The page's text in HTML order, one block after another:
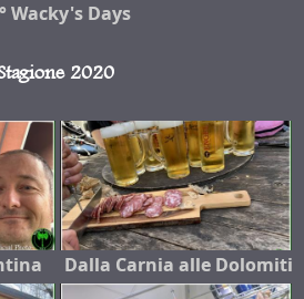
Wacky's Days
2020
Dalla Carnia alle Dolomiti